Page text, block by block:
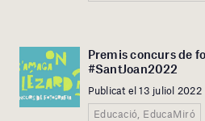
Premis concurs de
#SantJoan2022
Publicat el 13 juliol 2022
Educació, EducaMiró